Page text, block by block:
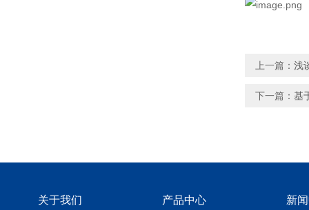
上一篇： 浅
下一篇： 基
关于我们 产品中心 新